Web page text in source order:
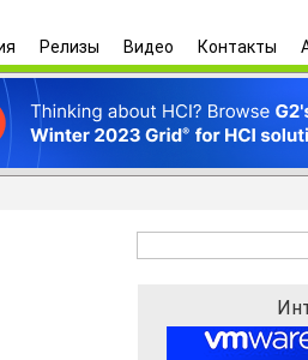
Релизы Видео Контакты